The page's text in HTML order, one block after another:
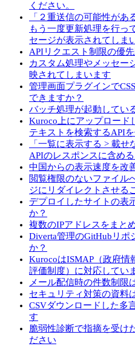
ください。
「２重送信の可能性があ
もう一度更新処理を行っ
セージが表示されてしま
APIリクエスト制限の優
カスタム処理やメッセー
映されてしまいます
管理画面プラグインで
できますか？
バッチ処理が起動してい
Kuroco上にアップロード
テキストを検索するAPI
「一覧に表示する > 載
APIのレスポンスに含め
中国からの表示速度を改
閲覧権限のないファイル
ジにリダイレクトさせる
デプロイしたサイトの表
か？
複数のIPアドレスをまと
Diverta管理のGitHubリポ
か？
KurocoはISMAP（政府情
評価制度）に対応してい
メール配信時の件数制限
セキュリティ対策の資料
CSVダウンロードした多
す
脆弱性診断で指摘を受け
ださい